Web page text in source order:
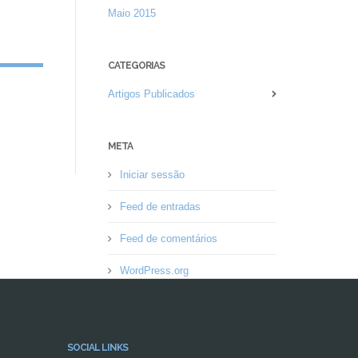
Maio 2015
CATEGORIAS
Artigos Publicados
META
Iniciar sessão
Feed de entradas
Feed de comentários
WordPress.org
SOCIAL LINKS